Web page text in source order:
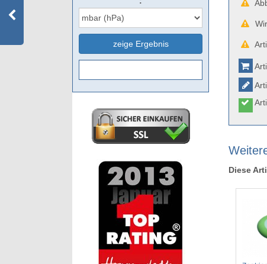
zeige Ergebnis
Diese